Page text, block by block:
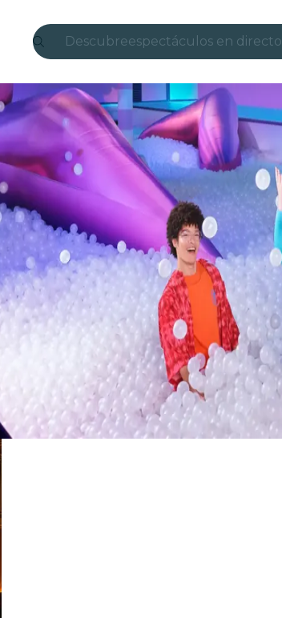
Descubreespectáculos en directo
candlelight
Londres
experiencias y ciudades
São Paulo
exposiciones
recorridos por la ciudad
conciertos
restaurantes
cine